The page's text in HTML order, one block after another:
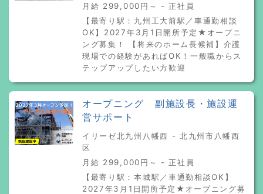
月給 299,000円～ - 正社員
【最寄り駅：九州工大前駅／車通勤相談
OK】2027年3月1日開所予定★オープニ
ング募集！ 【将来のホーム長候補】介護
現場での経験があればOK！一般職からス
テップアップしたい方歓迎
オープニング 副施設長・施設運
営サポート
イリーゼ北九州八幡西 - 北九州市八幡西
区
月給 299,000円～ - 正社員
【最寄り駅：本城駅／車通勤相談OK】
2027年3月1日開所予定★オープニング募